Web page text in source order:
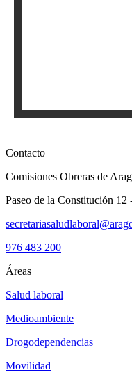
Contacto
Comisiones Obreras de
Paseo de la Constitución 12
976 483 200
Áreas
Salud laboral
Medioambiente
Drogodependencias
Movilidad